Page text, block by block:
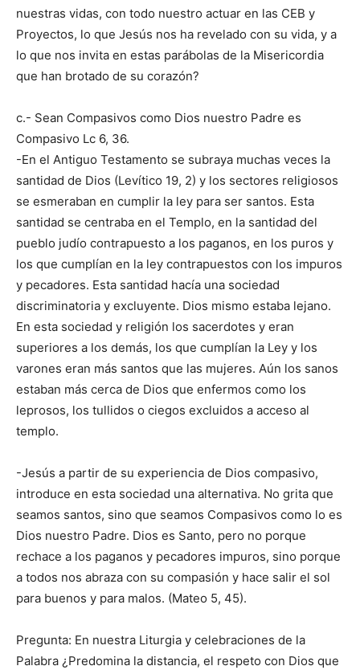
nuestras vidas, con todo nuestro actuar en las CEB y
Proyectos, lo que Jesús nos ha revelado con su vida, y a
lo que nos invita en estas parábolas de la Misericordia
que han brotado de su corazón?
c.- Sean Compasivos como Dios nuestro Padre es
Compasivo Lc 6, 36.
-En el Antiguo Testamento se subraya muchas veces la
santidad de Dios (Levítico 19, 2) y los sectores religiosos
se esmeraban en cumplir la ley para ser santos. Esta
santidad se centraba en el Templo, en la santidad del
pueblo judío contrapuesto a los paganos, en los puros y
los que cumplían en la ley contrapuestos con los impuros
y pecadores. Esta santidad hacía una sociedad
discriminatoria y excluyente. Dios mismo estaba lejano.
En esta sociedad y religión los sacerdotes y eran
superiores a los demás, los que cumplían la Ley y los
varones eran más santos que las mujeres. Aún los sanos
estaban más cerca de Dios que enfermos como los
leprosos, los tullidos o ciegos excluidos a acceso al
templo.
-Jesús a partir de su experiencia de Dios compasivo,
introduce en esta sociedad una alternativa. No grita que
seamos santos, sino que seamos Compasivos como lo es
Dios nuestro Padre. Dios es Santo, pero no porque
rechace a los paganos y pecadores impuros, sino porque
a todos nos abraza con su compasión y hace salir el sol
para buenos y para malos. (Mateo 5, 45).
Pregunta: En nuestra Liturgia y celebraciones de la
Palabra ¿Predomina la distancia, el respeto con Dios que